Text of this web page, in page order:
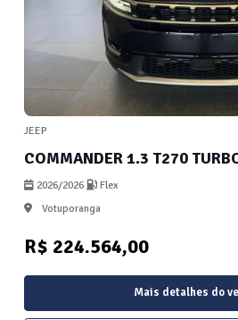
JEEP
COMMANDER 1.3 T270
2026/2026
Flex
Votuporanga
R$ 224.564,00
Mais detalhes do